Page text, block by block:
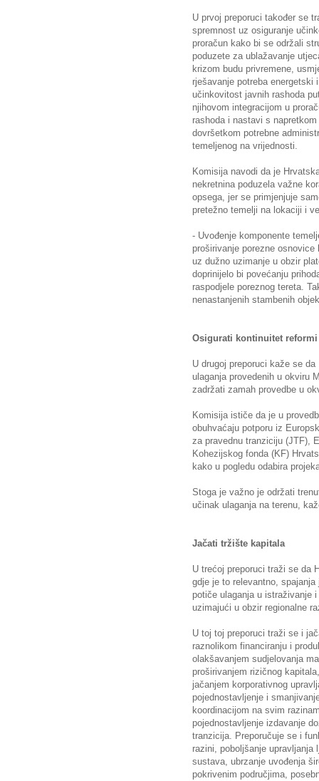
U prvoj preporuci također se
spremnost uz osiguranje
proračun kako bi se održali
poduzete za ublažavanje
krizom budu privremene,
rješavanje potreba energetski
učinkovitost javnih rashoda
njihovom integracijom u
rashoda i nastavi s
dovršetkom potrebne
temeljenog na vrijednosti.
Komisija navodi da je
nekretnina poduzela važne
opsega, jer se primjenjuje
pretežno temelji na lokaciji i
- Uvođenje komponente
proširivanje porezne
uz dužno uzimanje u obzir
doprinijelo bi povećanju
raspodjele poreznog tereta.
nenastanjenih stambenih
Osigurati kontinuitet reformi
U drugoj preporuci kaže se
ulaganja provedenih u okviru
zadržati zamah provedbe u
Komisija ističe da je u
obuhvaćaju potporu iz
za pravednu tranziciju (JTF),
Kohezijskog fonda (KF)
kako u pogledu odabira
Stoga je važno je održati
učinak ulaganja na terenu,
Jačati tržište kapitala
U trećoj preporuci traži se da
gdje je to relevantno,
potiče ulaganja u istraživanje
uzimajući u obzir regionalne
U toj toj preporuci traži se i
raznolikom financiranju i
olakšavanjem sudjelovanja
proširivanjem rizičnog
jačanjem korporativnog
pojednostavljenje i
koordinacijom na svim
pojednostavljenje izdavanje
tranzicija. Preporučuje se i
razini, poboljšanje upravljanja
sustava, ubrzanje uvođenja
pokrivenim područjima,